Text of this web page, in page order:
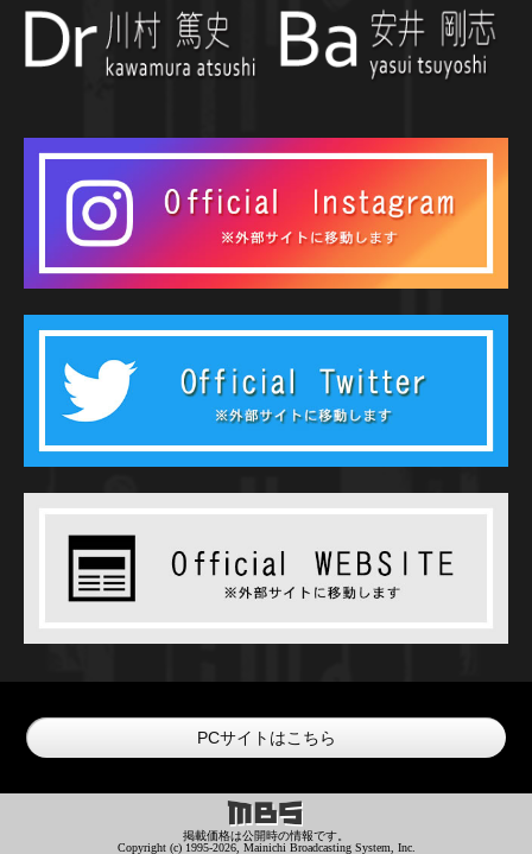
PCサイトはこちら
掲載価格は公開時の情報です。
Copyright (c) 1995-2026, Mainichi Broadcasting System, Inc.